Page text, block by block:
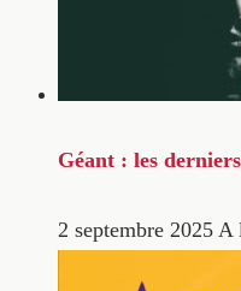
Géant : les
2 septembre 2025 A